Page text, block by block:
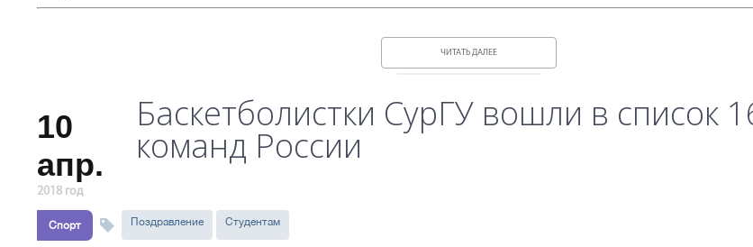
ЧИТАТЬ ДАЛЕЕ
10
апр.
2018 год
Баскетболистки СурГУ вошли в список
команд России
Спорт Поздравление Студентам